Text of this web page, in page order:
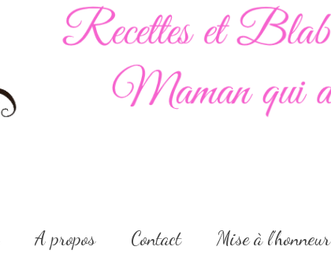
A propos Contact Mise à l’honneur